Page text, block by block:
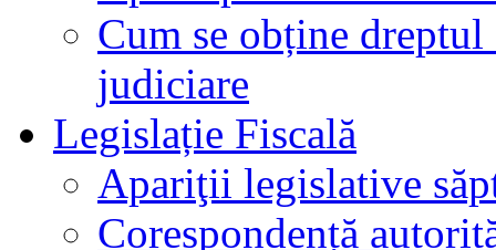
Cum se obține
judiciare
Legislație Fiscală
Apariţii legislative
Corespondență